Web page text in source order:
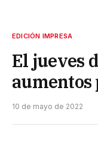
EDICIÓN IMPRESA
El jueves
aumentos
10 de mayo de 2022